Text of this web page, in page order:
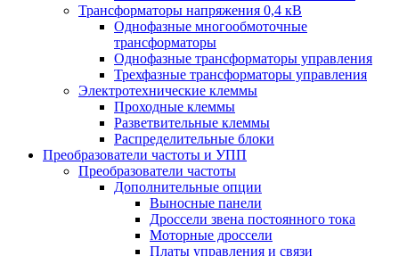
Трансформаторы напряжения 0,4 кВ
Однофазные многообмоточные
трансформаторы
Однофазные трансформаторы управления
Трехфазные трансформаторы управления
Электротехнические клеммы
Проходные клеммы
Разветвительные клеммы
Распределительные блоки
Преобразователи частоты и УПП
Преобразователи частоты
Дополнительные опции
Выносные панели
Дроссели звена постоянного тока
Моторные дроссели
Платы управления и связи